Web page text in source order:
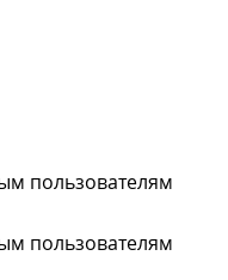
пользователям
пользователям